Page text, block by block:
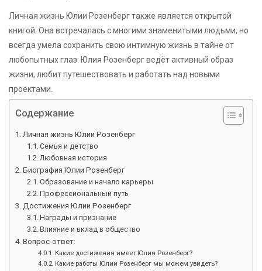
Личная жизнь Юлии Розенберг также является открытой
книгой. Она встречалась с многими знаменитыми людьми, но
всегда умела сохранить свою интимную жизнь в тайне от
любопытных глаз. Юлия Розенберг ведёт активный образ
жизни, любит путешествовать и работать над новыми
проектами.
Содержание
Личная жизнь Юлии Розенберг
Семья и детство
Любовная история
Биография Юлии Розенберг
Образование и начало карьеры
Профессиональный путь
Достижения Юлии Розенберг
Награды и признание
Влияние и вклад в общество
Вопрос-ответ:
Какие достижения имеет Юлия Розенберг?
Какие работы Юлии Розенберг мы можем увидеть?